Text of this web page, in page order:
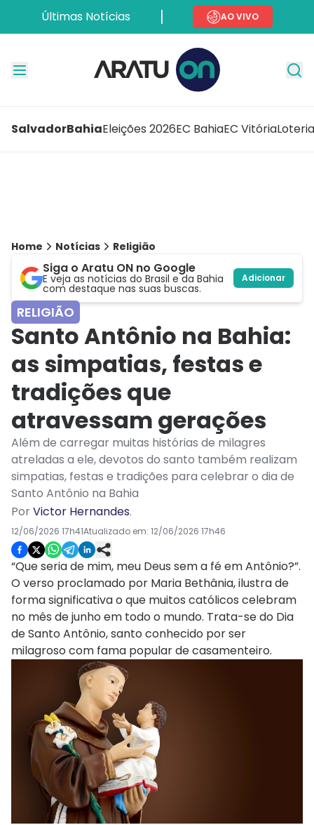
Últimas Notícias AO VIVO
SalvadorBahiaEleições 2026EC BahiaEC Vitória
Home Notícias Religião
Siga o Aratu ON no Google
E veja as notícias do Brasil e da Bahia
com destaque nas suas buscas.
Adicionar
RELIGIÃO
Santo Antônio na Bahia:
as simpatias, festas e
tradições que
atravessam gerações
Além de carregar muitas histórias de milagres
atreladas a ele, devotos do santo também realizam
simpatias, festas e tradições para celebrar o dia de
Santo Antônio na Bahia
PorVictor Hernandes.
12/06/2026 17h41Atualizado em: 12/06/2026 17h46
“Que seria de mim, meu Deus sem a fé em Antônio?”.
O verso proclamado por Maria Bethânia, ilustra de
forma significativa o que muitos católicos celebram
no mês de junho em todo o mundo. Trata-se do Dia
de Santo Antônio, santo conhecido por ser
milagroso com fama popular de casamenteiro.